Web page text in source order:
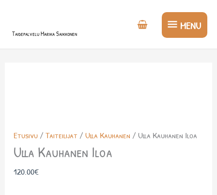
Taidepalvelu Marika Saikkonen
MENU
MENU
Etusivu/ Taiteilijat / Ulla Kauhanen / Ulla Kauhanen Iloa
Ulla Kauhanen Iloa
120.00€